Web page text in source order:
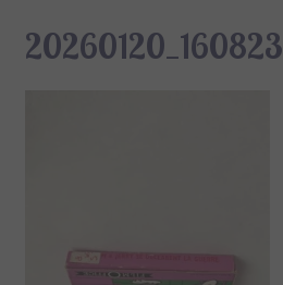
20260120_160823